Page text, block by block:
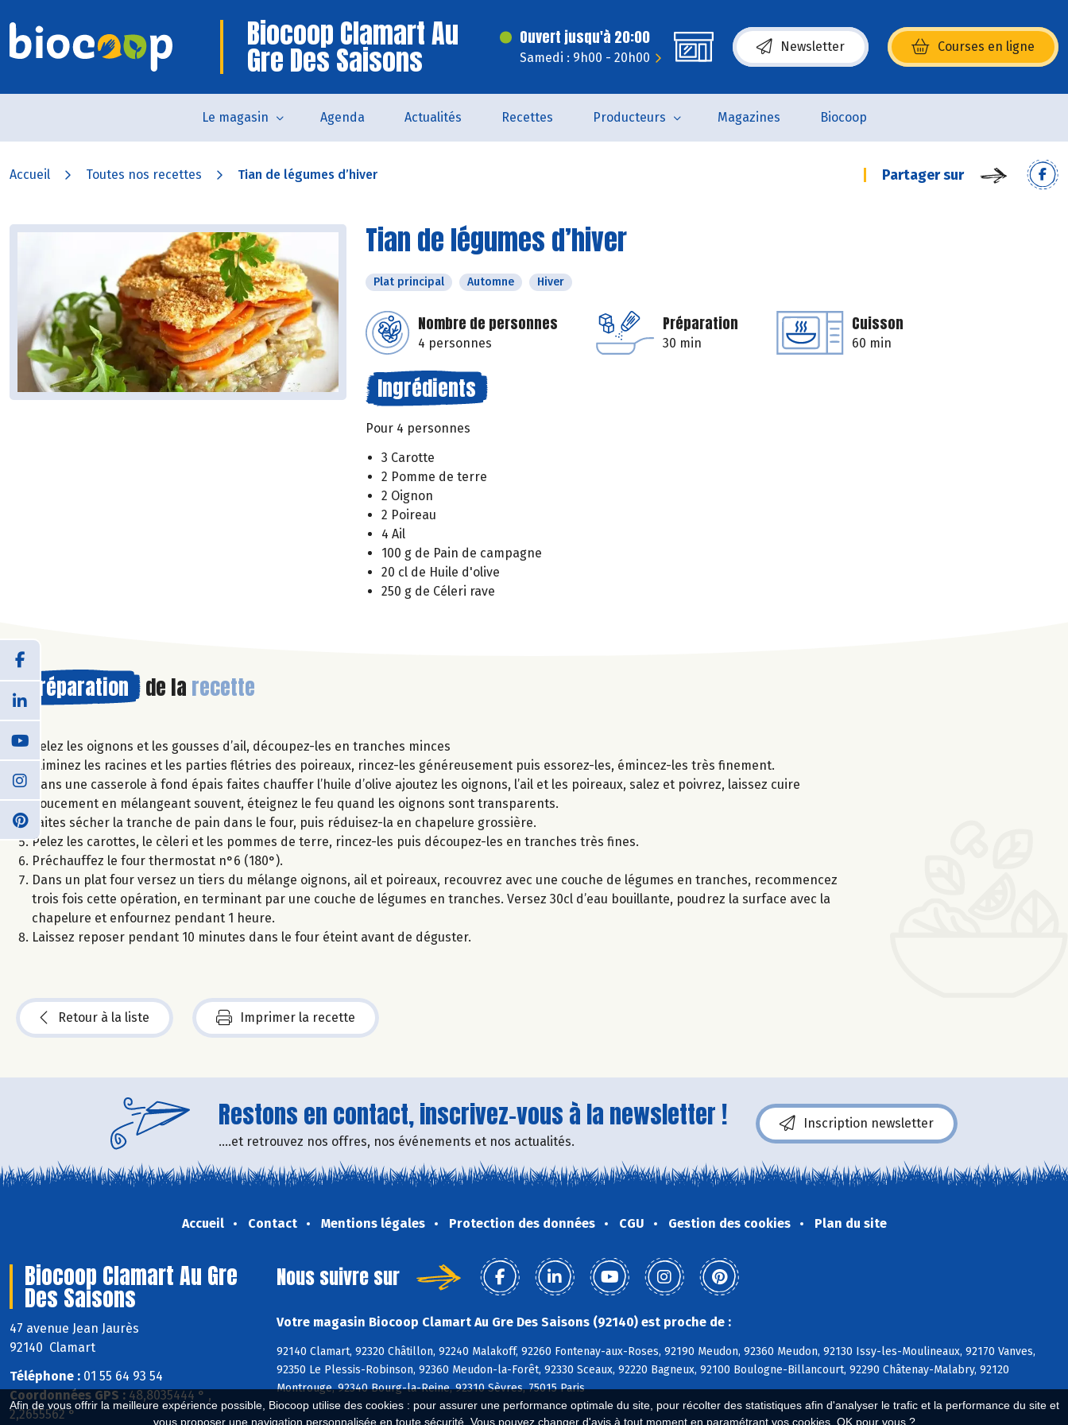
Afin de vous offrir la meilleure expérience possible, Biocoop utilise des cookies : pour assurer une performance optimale du site, pour récolter des statistiques afin d'analyser le trafic et la performance du site et
vous proposer une navigation personnalisée en toute sécurité. Vous pouvez changer d'avis à tout moment en paramétrant vos cookies. OK pour vous ?
Biocoop Clamart Au
Gre Des Saisons
Ouvert jusqu'à 20:00
Samedi : 9h00 - 20h00
Newsletter Courses en ligne
(s’ouvre dans une nouvelle fenêtre)
Le magasin Agenda Actualités Recettes Producteurs Magazines Biocoop
Accueil Toutes nos recettes Tian de légumes d’hiver Partager sur
Tian de légumes d’hiver
Plat principal Automne Hiver
Nombre de personnes
4 personnes
Préparation
30 min
Cuisson
60 min
Ingrédients
Pour 4 personnes
3 Carotte
2 Pomme de terre
2 Oignon
2 Poireau
4 Ail
100 g de Pain de campagne
20 cl de Huile d'olive
250 g de Céleri rave
Préparation de la recette
Pelez les oignons et les gousses d’ail, découpez-les en tranches minces
Eliminez les racines et les parties flétries des poireaux, rincez-les généreusement puis essorez-les, émincez-les très finement.
Dans une casserole à fond épais faites chauffer l’huile d’olive ajoutez les oignons, l’ail et les poireaux, salez et poivrez, laissez cuire
doucement en mélangeant souvent, éteignez le feu quand les oignons sont transparents.
Faites sécher la tranche de pain dans le four, puis réduisez-la en chapelure grossière.
Pelez les carottes, le cèleri et les pommes de terre, rincez-les puis découpez-les en tranches très fines.
Préchauffez le four thermostat n°6 (180°).
Dans un plat four versez un tiers du mélange oignons, ail et poireaux, recouvrez avec une couche de légumes en tranches, recommencez
trois fois cette opération, en terminant par une couche de légumes en tranches. Versez 30cl d’eau bouillante, poudrez la surface avec la
chapelure et enfournez pendant 1 heure.
Laissez reposer pendant 10 minutes dans le four éteint avant de déguster.
Retour à la liste Imprimer la recette
Restons en contact, inscrivez-vous à la newsletter !
....et retrouvez nos offres, nos événements et nos actualités.
Inscription newsletter
Accueil Contact Mentions légales Protection des données CGU Gestion des cookies Plan du site
Biocoop Clamart Au Gre
Des Saisons
47 avenue Jean Jaurès
92140 Clamart
Téléphone : 01 55 64 93 54
Coordonnées GPS : 48,8035444 ° ,
2,2655562 °
Nous suivre sur
Votre magasin Biocoop Clamart Au Gre Des Saisons (92140) est proche de :
92140 Clamart, 92320 Châtillon, 92240 Malakoff, 92260 Fontenay-aux-Roses, 92190 Meudon, 92360 Meudon, 92130 Issy-les-Moulineaux, 92170 Vanves,
92350 Le Plessis-Robinson, 92360 Meudon-la-Forêt, 92330 Sceaux, 92220 Bagneux, 92100 Boulogne-Billancourt, 92290 Châtenay-Malabry, 92120
Montrouge, 92340 Bourg-la-Reine, 92310 Sèvres, 75015 Paris